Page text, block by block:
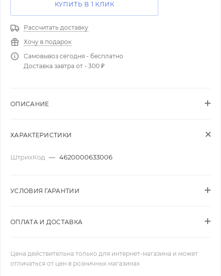
КУПИТЬ В 1 КЛИК
Рассчитать доставку
Хочу в подарок
Самовывоз сегодня - бесплатно
Доставка завтра от - 300 ₽
ОПИСАНИЕ
ХАРАКТЕРИСТИКИ
ШтрихКод — 4620000633006
УСЛОВИЯ ГАРАНТИИ
ОПЛАТА И ДОСТАВКА
Цена действительна только для интернет-магазина и может
отличаться от цен в розничных магазинах